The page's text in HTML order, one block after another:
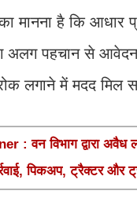
मानना है कि आधार
अलग पहचान से
लगाने में मदद मिल
: वन विभाग द्वारा
पिकअप, ट्रैक्टर और